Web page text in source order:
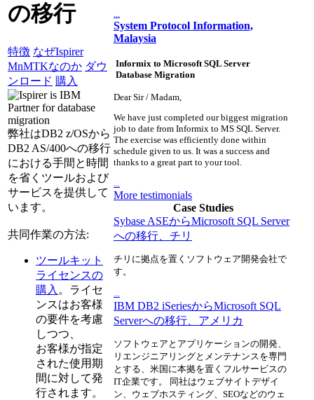
の移行
特徴 なぜIspirer
MnMTKなのか ダウ
ンロード 購入
弊社はDB2 z/OSから
DB2 AS/400への移行
における手間と時間
を省くツールおよび
サービスを提供して
います。
共同作業の方法:
ツールキット
ライセンスの
購入 。ライセ
ンスはお客様
の要件を考慮
しつつ、
お客様が指定
された使用期
間に対して発
行されます。
System Protocol Information,
Malaysia
Informix to Microsoft SQL Server
Database Migration
Dear Sir / Madam,
We have just completed our biggest migration
job to date from Informix to MS SQL Server.
The exercise was efficiently done within
schedule given to us. It was a success and
thanks to a great part to your tool.
More testimonials
Case Studies
Sybase ASEからMicrosoft SQL Server
への移行、チリ
チリに拠点を置くソフトウェア開発会社で
す。
IBM DB2 iSeriesからMicrosoft SQL
Serverへの移行、アメリカ
ソフトウェアとアプリケーションの開発、
リエンジニアリングとメンテナンスを専門
とする、米国に本拠を置くフルサービスの
IT企業です。 同社はウェブサイトデザイ
ン、ウェブホスティング、SEOなどのウェ